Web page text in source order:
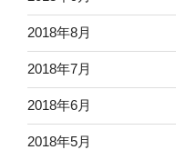
2018年8月
2018年7月
2018年6月
2018年5月